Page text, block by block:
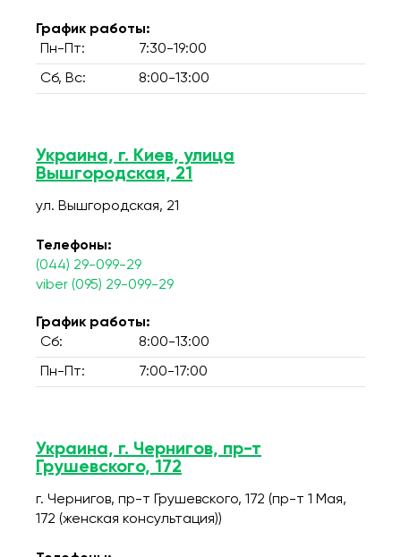
График работы:
Пн-Пт:
7:30-19:00
Сб, Вс: 8:00-13:00
Украина, г. Киев, улица
Вышгородская, 21
ул. Вышгородская, 21
Телефоны:
(044) 29-099-29
viber (095) 29-099-29
График работы:
Сб:
8:00-13:00
Пн-Пт: 7:00-17:00
Украина, г. Чернигов, пр-т
Грушевского, 172
г. Чернигов, пр-т Грушевского, 172 (пр-т 1 Мая,
172 (женская консультация))